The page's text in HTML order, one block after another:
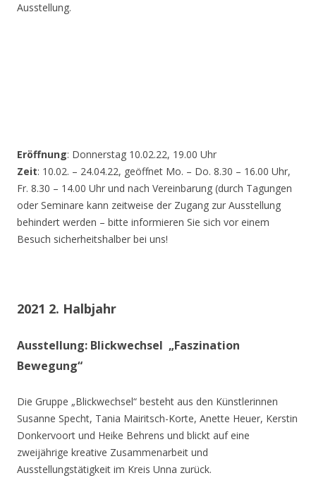
Ausstellung.
Eröffnung: Donnerstag 10.02.22, 19.00 Uhr
Zeit: 10.02. – 24.04.22, geöffnet Mo. – Do. 8.30 – 16.00 Uhr,
Fr. 8.30 – 14.00 Uhr und nach Vereinbarung (durch Tagungen
oder Seminare kann zeitweise der Zugang zur Ausstellung
behindert werden – bitte informieren Sie sich vor einem
Besuch sicherheitshalber bei uns!
2021 2. Halbjahr
Ausstellung: Blickwechsel „Faszination
Bewegung“
Die Gruppe „Blickwechsel“ besteht aus den Künstlerinnen
Susanne Specht, Tania Mairitsch-Korte, Anette Heuer, Kerstin
Donkervoort und Heike Behrens und blickt auf eine
zweijährige kreative Zusammenarbeit und
Ausstellungstätigkeit im Kreis Unna zurück.